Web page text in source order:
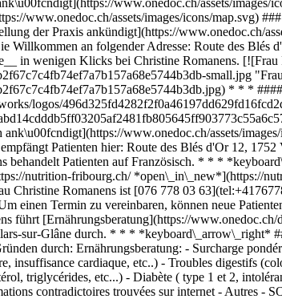
www.onedoc.ch/assets/
www.onedoc.ch/assets/images/icons/map.svg)
der Praxis ankündigt](https://www.onedoc.ch/
Willkommen an folgender Adresse: Route des
in wenigen Klicks bei Christine Romanens.
small.jpg
* * *
logos/
www.onedoc.ch/assets/
Patienten hier: Route des Blés d'Or 12,
behandelt Patienten auf Französisch. * * *
nutrition-fribourg.ch/
Christine Romanens ist [076 778 03
einen Termin zu vereinbaren, können neue
führt [Ernährungsberatung](https://
sur-Glâne durch. * * * *keyboard\_arrow\_right*
durch: Ernährungsberatung: - Surcharge
insuffisance cardiaque, etc..) - Troubles digestifs
triglycérides, etc...) - Diabète ( type 1 et 2,
contradictoires trouvées sur internet - Autres -